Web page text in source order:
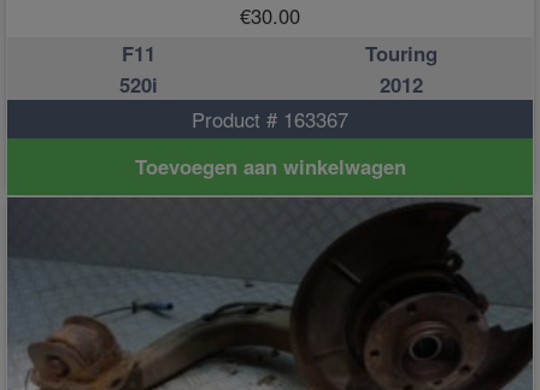
€30.00
F11
Touring
520i
2012
Product # 163367
Toevoegen aan winkelwagen